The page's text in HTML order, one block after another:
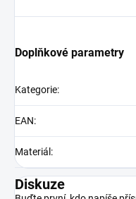
Doplňkové parametry
Kategorie:
EAN:
Materiál :
Diskuze